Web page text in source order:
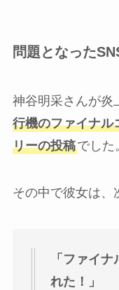
問題となった
神谷明采さんが炎
行機のファイナ
リーの投稿でした
その中で彼女は、
「ファイ
れた！」